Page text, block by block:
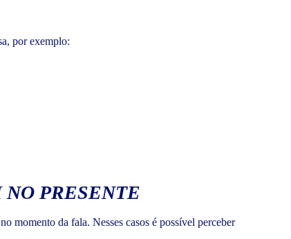
por exemplo:
PRESENTE
momento da fala. Nesses casos é possível perceber